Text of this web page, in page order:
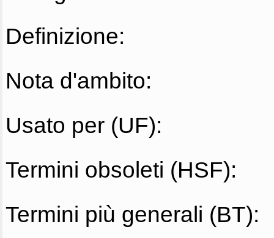
Definizione:
Nota d'ambito:
Usato per (UF):
Termini obsoleti (HSF):
Termini più generali (BT):